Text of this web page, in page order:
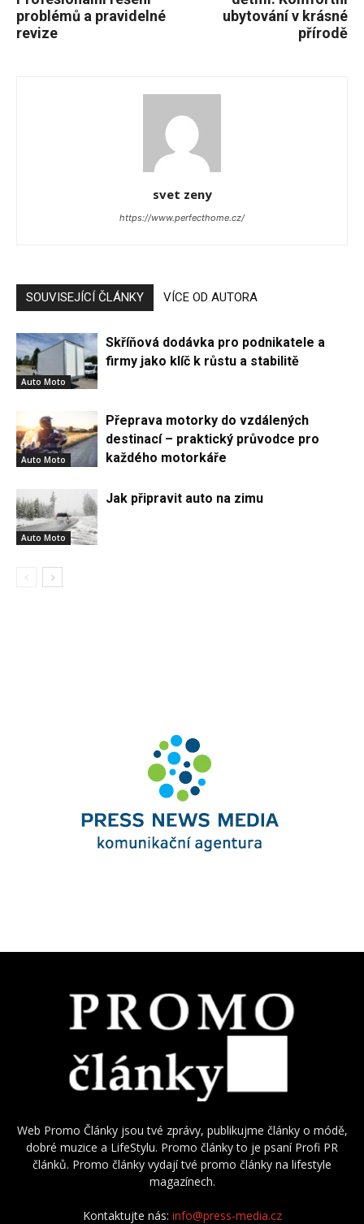
problémů a pravidelné
revize
ubytování v krásné
přírodě
svet zeny
https://www.perfecthome.cz/
SOUVISEJÍCÍ ČLÁNKY VÍCE OD AUTORA
Auto Moto
Skříňová dodávka pro podnikatele a
firmy jako klíč k růstu a stabilitě
Auto Moto
Přeprava motorky do vzdálených
destinací – praktický průvodce pro
každého motorkáře
Auto Moto
Jak připravit auto na zimu
Web Promo Články jsou tvé zprávy, publikujme články o módě,
dobré muzice a LifeStylu. Promo články to je psaní Profi PR
článků. Promo články vydají tvé promo články na lifestyle
magazínech.
Kontaktujte nás: info@press-media.cz